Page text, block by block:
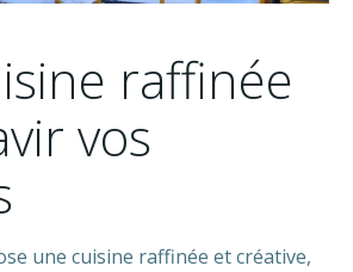
raffinée
vos
une cuisine raffinée et créative,